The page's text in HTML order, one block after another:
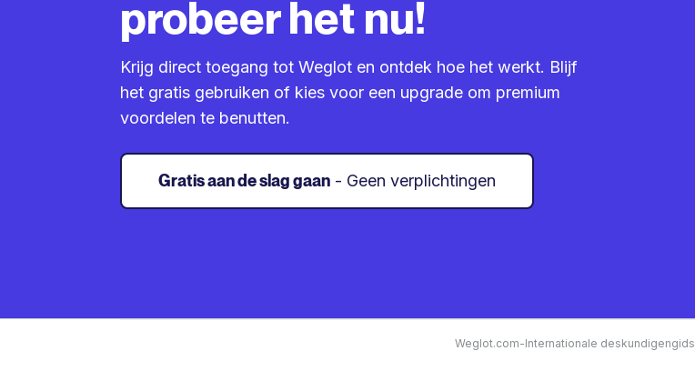
probeer het nu!
Krijg direct toegang tot Weglot en ontdek hoe het werkt. Blijf
het gratis gebruiken of kies voor een upgrade om premium
voordelen te benutten.
Gratis aan de slag gaan - Geen verplichtingen
Weglot.com-Internationale deskundigengids